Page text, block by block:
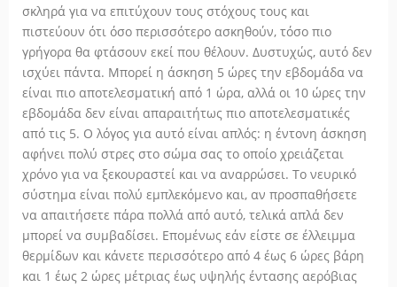
σκληρά για να επιτύχουν τους στόχους τους και
πιστεύουν ότι όσο περισσότερο ασκηθούν, τόσο πιο
γρήγορα θα φτάσουν εκεί που θέλουν. Δυστυχώς, αυτό δεν
ισχύει πάντα. Μπορεί η άσκηση 5 ώρες την εβδομάδα να
είναι πιο αποτελεσματική από 1 ώρα, αλλά οι 10 ώρες την
εβδομάδα δεν είναι απαραιτήτως πιο αποτελεσματικές
από τις 5. Ο λόγος για αυτό είναι απλός: η έντονη άσκηση
αφήνει πολύ στρες στο σώμα σας το οποίο χρειάζεται
χρόνο για να ξεκουραστεί και να αναρρώσει. Το νευρικό
σύστημα είναι πολύ εμπλεκόμενο και, αν προσπαθήσετε
να απαιτήσετε πάρα πολλά από αυτό, τελικά απλά δεν
μπορεί να συμβαδίσει. Επομένως εάν είστε σε έλλειμμα
θερμίδων και κάνετε περισσότερο από 4 έως 6 ώρες βάρη
και 1 έως 2 ώρες μέτριας έως υψηλής έντασης αερόβιας